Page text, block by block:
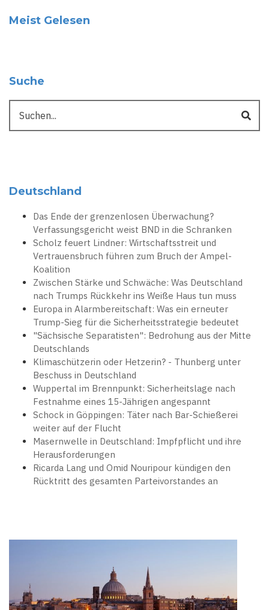
Meist Gelesen
Suche
Deutschland
Das Ende der grenzenlosen Überwachung?
Verfassungsgericht weist BND in die Schranken
Scholz feuert Lindner: Wirtschaftsstreit und
Vertrauensbruch führen zum Bruch der Ampel-
Koalition
Zwischen Stärke und Schwäche: Was Deutschland
nach Trumps Rückkehr ins Weiße Haus tun muss
Europa in Alarmbereitschaft: Was ein erneuter
Trump-Sieg für die Sicherheitsstrategie bedeutet
"Sächsische Separatisten": Bedrohung aus der Mitte
Deutschlands
Klimaschützerin oder Hetzerin? - Thunberg unter
Beschuss in Deutschland
Wuppertal im Brennpunkt: Sicherheitslage nach
Festnahme eines 15-Jährigen angespannt
Schock in Göppingen: Täter nach Bar-Schießerei
weiter auf der Flucht
Masernwelle in Deutschland: Impfpflicht und ihre
Herausforderungen
Ricarda Lang und Omid Nouripour kündigen den
Rücktritt des gesamten Parteivorstandes an